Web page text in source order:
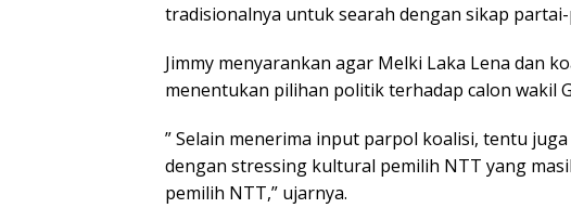
tradisionalnya untuk searah dengan sikap
Jimmy menyarankan agar Melki Laka Lena dan
menentukan pilihan politik terhadap calon wakil
” Selain menerima input parpol koalisi, tentu
dengan stressing kultural pemilih NTT yang
pemilih NTT,” ujarnya.